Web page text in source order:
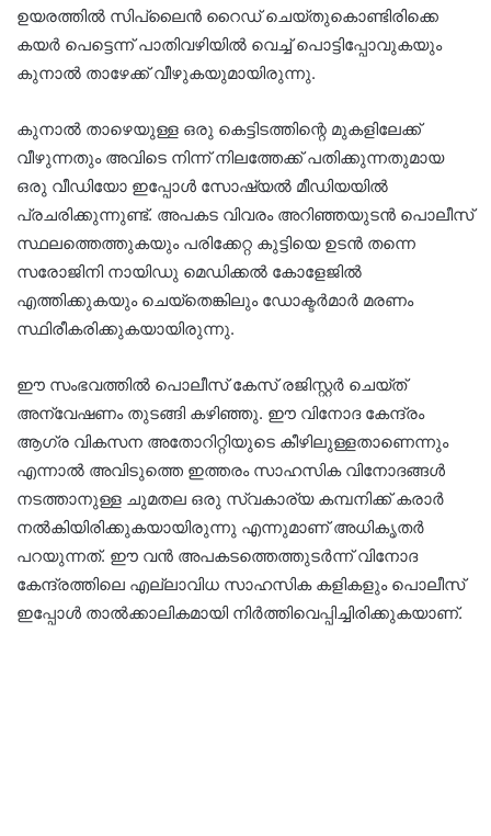
ഉയരത്തിൽ സിപ്‌ലൈൻ റൈഡ് ചെയ്തുകൊണ്ടിരിക്കെ
കയർ പെട്ടെന്ന് പാതിവഴിയിൽ വെച്ച് പൊട്ടിപ്പോവുകയും
കുനാൽ താഴേക്ക് വീഴുകയുമായിരുന്നു.
കുനാൽ താഴെയുള്ള ഒരു കെട്ടിടത്തിന്റെ മുകളിലേക്ക്
വീഴുന്നതും അവിടെ നിന്ന് നിലത്തേക്ക് പതിക്കുന്നതുമായ
ഒരു വീഡിയോ ഇപ്പോൾ സോഷ്യൽ മീഡിയയിൽ
പ്രചരിക്കുന്നുണ്ട്. അപകട വിവരം അറിഞ്ഞയുടൻ പൊലീസ്
സ്ഥലത്തെത്തുകയും പരിക്കേറ്റ കുട്ടിയെ ഉടൻ തന്നെ
സരോജിനി നായിഡു മെഡിക്കൽ കോളേജിൽ
എത്തിക്കുകയും ചെയ്തെങ്കിലും ഡോക്ടർമാർ മരണം
സ്ഥിരീകരിക്കുകയായിരുന്നു.
ഈ സംഭവത്തിൽ പൊലീസ് കേസ് രജിസ്റ്റർ ചെയ്ത്
അന്വേഷണം തുടങ്ങി കഴിഞ്ഞു. ഈ വിനോദ കേന്ദ്രം
ആഗ്ര വികസന അതോറിറ്റിയുടെ കീഴിലുള്ളതാണെന്നും
എന്നാൽ അവിടുത്തെ ഇത്തരം സാഹസിക വിനോദങ്ങൾ
നടത്താനുള്ള ചുമതല ഒരു സ്വകാര്യ കമ്പനിക്ക് കരാർ
നൽകിയിരിക്കുകയായിരുന്നു എന്നുമാണ് അധികൃതർ
പറയുന്നത്. ഈ വൻ അപകടത്തെത്തുടർന്ന് വിനോദ
കേന്ദ്രത്തിലെ എല്ലാവിധ സാഹസിക കളികളും പൊലീസ്
ഇപ്പോൾ താൽക്കാലികമായി നിർത്തിവെപ്പിച്ചിരിക്കുകയാണ്.